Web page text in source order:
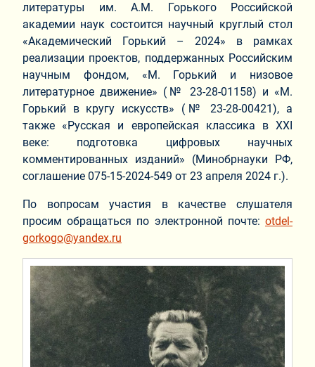
литературы им. А.М. Горького Российской
академии наук состоится научный круглый стол
«Академический Горький – 2024» в рамках
реализации проектов, поддержанных Российским
научным фондом, «М. Горький и низовое
литературное движение» (№ 23-28-01158) и «М.
Горький в кругу искусств» (№ 23-28-00421), а
также «Русская и европейская классика в XXI
веке: подготовка цифровых научных
комментированных изданий» (Минобрнауки РФ,
соглашение 075-15-2024-549 от 23 апреля 2024 г.).
По вопросам участия в качестве слушателя
просим обращаться по электронной почте: otdel-
gorkogo@yandex.ru